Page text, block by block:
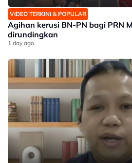
VIDEO TERKINI & POPULAR
Agihan kerusi BN-PN bagi PRN
dirundingkan
1 day ago